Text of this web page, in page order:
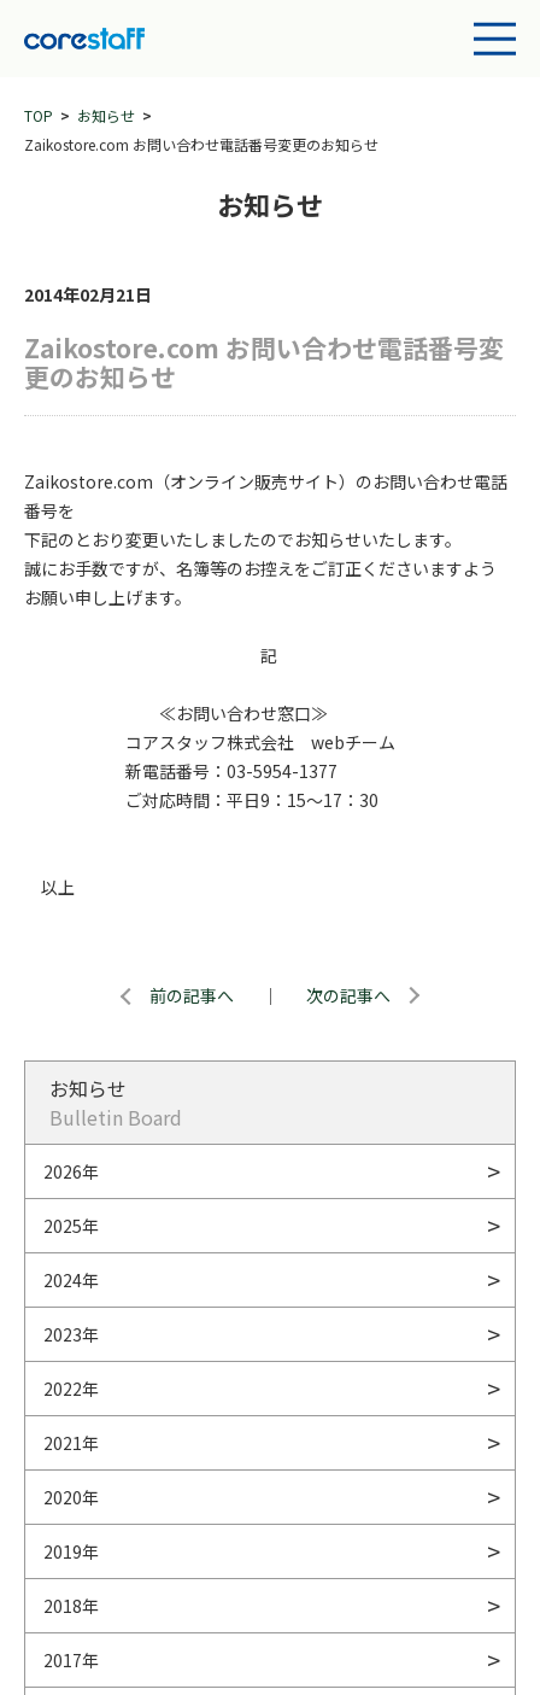
TOP
お知らせ
Zaikostore.com お問い合わせ電話番号変更のお知らせ
お知らせ
2014年02月21日
Zaikostore.com お問い合わせ電話番号変
更のお知らせ
Zaikostore.com（オンライン販売サイト）のお問い合わせ電話
番号を
下記のとおり変更いたしましたのでお知らせいたします。
誠にお手数ですが、名簿等のお控えをご訂正くださいますよう
お願い申し上げます。
記
≪お問い合わせ窓口≫
コアスタッフ株式会社 webチーム
新電話番号：03-5954-1377
ご対応時間：平日9：15～17：30
以上
前の記事へ ｜ 次の記事へ
お知らせ
Bulletin Board
2026年
2025年
2024年
2023年
2022年
2021年
2020年
2019年
2018年
2017年